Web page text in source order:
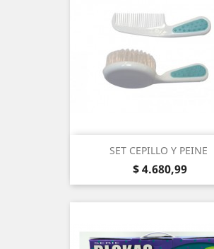
SET CEPILLO Y PEINE
Precio
$ 4.680,99